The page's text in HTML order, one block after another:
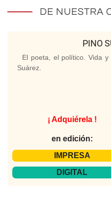
DE NUESTRA
PINO
El poeta, el político. Vida
Suárez.
¡ Adquiérela !
en edición:
IMPRESA
DIGITAL